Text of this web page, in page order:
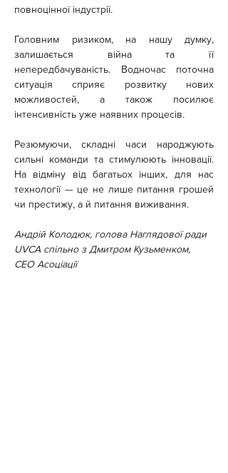
повноцінної індустрії.
Головним ризиком, на нашу думку,
залишається війна та її
непередбачуваність. Водночас поточна
ситуація сприяє розвитку нових
можливостей, а також посилює
інтенсивність уже наявних процесів.
Резюмуючи, складні часи народжують
сильні команди та стимулюють інновації.
На відміну від багатьох інших, для нас
технології — це не лише питання грошей
чи престижу, а й питання виживання.
Андрій Колодюк, голова Наглядової ради
UVCA спільно з Дмитром Кузьменком,
CEO Асоціації